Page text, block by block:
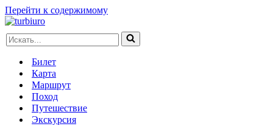
Перейти к содержимому
Искать...
Билет
Карта
Маршрут
Поход
Путешествие
Экскурсия